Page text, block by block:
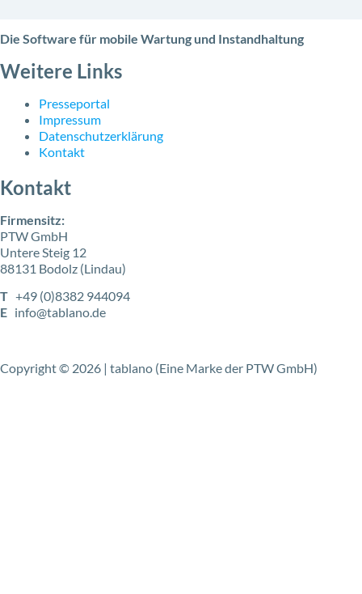
Die Software für mobile Wartung und Instandhaltung
Weitere Links
Presseportal
Impressum
Datenschutzerklärung
Kontakt
Kontakt
Firmensitz:
PTW GmbH
Untere Steig 12
88131 Bodolz (Lindau)
T +49 (0)8382 944094
E info@tablano.de
Copyright © 2026 | tablano (Eine Marke der PTW GmbH)